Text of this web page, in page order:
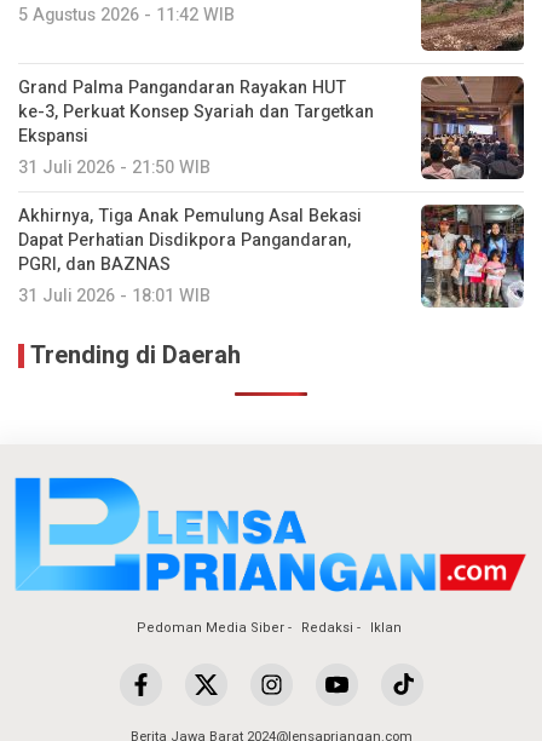
5 Agustus 2026 - 11:42 WIB
Grand Palma Pangandaran Rayakan HUT
ke-3, Perkuat Konsep Syariah dan Targetkan
Ekspansi
31 Juli 2026 - 21:50 WIB
Akhirnya, Tiga Anak Pemulung Asal Bekasi
Dapat Perhatian Disdikpora Pangandaran,
PGRI, dan BAZNAS
31 Juli 2026 - 18:01 WIB
Trending di Daerah
Pedoman Media Siber Redaksi Iklan